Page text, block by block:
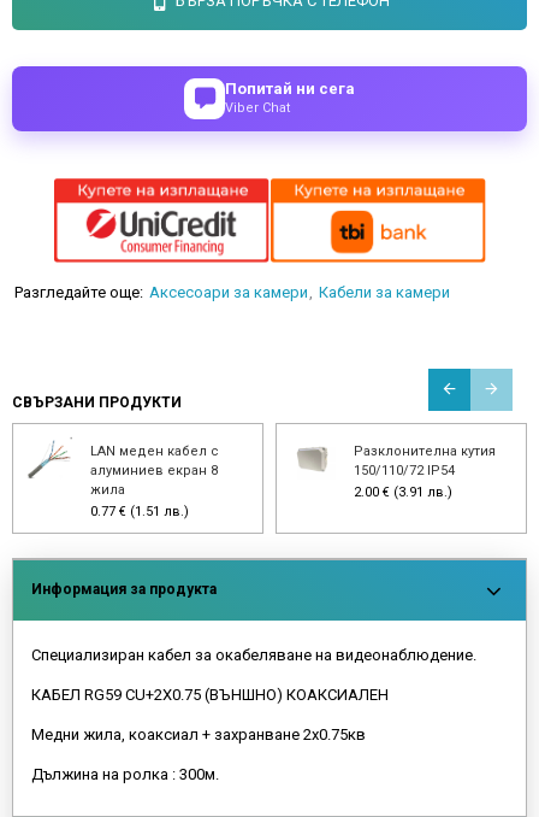
Попитай ни сега
Viber Chat
Разгледайте още: Аксесоари за камери Кабели за камери
СВЪРЗАНИ ПРОДУКТИ
LAN меден кабел с
алуминиев екран 8
жила
0.77 € (1.51 лв.)
Разклонителна кутия
150/110/72 IP54
2.00 € (3.91 лв.)
Информация за продукта
Специализиран кабел за окабеляване на видеонаблюдение.
КАБЕЛ RG59 CU+2Х0.75 (ВЪНШНО) КОАКСИАЛЕН
Медни жила, коаксиал + захранване 2х0.75кв
Дължина на ролка : 300м.